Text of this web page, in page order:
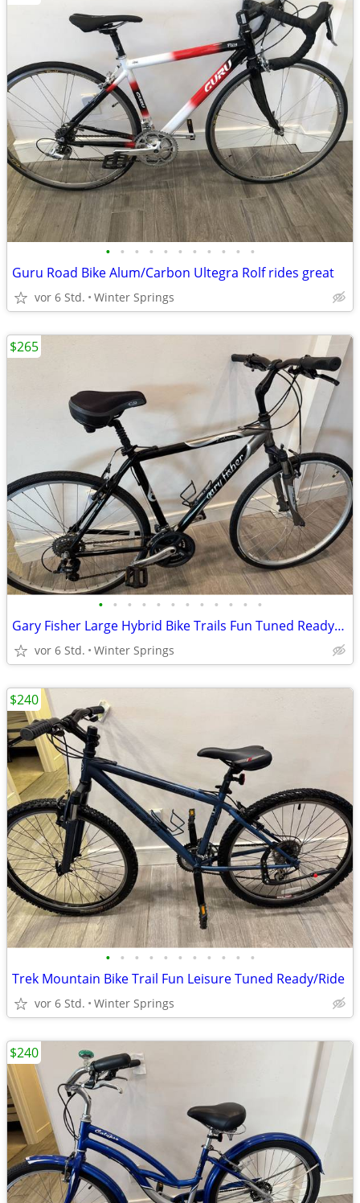
• • • • • • • • • • •
Guru Road Bike Alum/Carbon Ultegra Rolf rides great
vor 6 Std. Winter Springs
• • • • • • • • • • • •
Gary Fisher Large Hybrid Bike Trails Fun Tuned Ready/Ride
vor 6 Std. Winter Springs
$265
• • • • • • • • • • •
Trek Mountain Bike Trail Fun Leisure Tuned Ready/Ride
vor 6 Std. Winter Springs
$240
$240